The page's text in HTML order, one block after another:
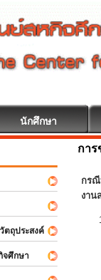
นักศึกษา
ถุประสงค์
ศึกษา
การ
กรณี
งาน